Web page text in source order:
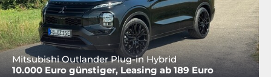
Mitsubishi Outlander Plug-in Hybrid
10.000 Euro günstiger, Leasing ab 189 Euro